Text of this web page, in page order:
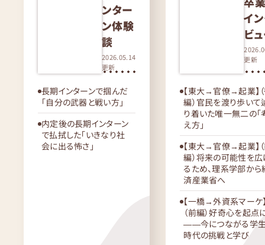
ンター
ン体験
談
2026.05.14
更新
長期インターンで掴んだ
「自分の武器と戦い方」
内定後の長期インターン
で払拭した「いきなり社
会に出る怖さ」
イ
ビ
更新
【東大→官僚→起業】
編）官民を渡り歩いて
り着いた唯一無二の「
え方」
【東大→官僚→起業】
編）将来の可能性を
るため、理系学部から
済産業省へ
【一橋→外資系マーケ
（前編）好奇心を起点
――今につながる学
時代の挑戦と学び